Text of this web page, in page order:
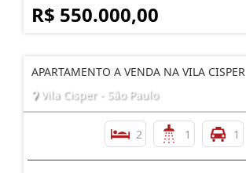
R$ 550.000,00
APARTAMENTO A VENDA NA VILA CISPER
Vila Cisper - São Paulo
2 1 1